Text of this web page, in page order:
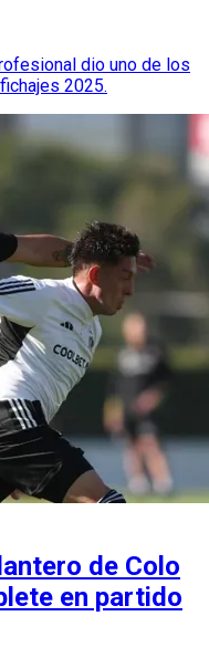
dio uno de los
2025.
de Colo
en partido